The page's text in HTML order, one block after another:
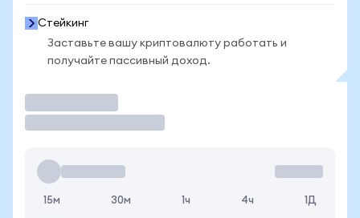
Стейкинг
Заставьте вашу криптовалюту работать и
получайте пассивный доход.
15м 30м 1ч 4ч 1Д